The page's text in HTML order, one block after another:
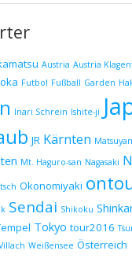
Austria Austria
Futbol Fußball Garden
Inari Schrein Ishite-ji
JR Kärnten
Mt. Haguro-san Nagasaki
Okonomiyaki
Sendai Shikoku
Tokyo tour2016
Weißensee Österreich